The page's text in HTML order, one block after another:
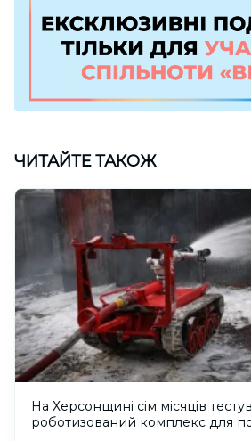
ЧИТАЙТЕ ТАКОЖ
На Херсонщині сім місяців
роботизований комплекс для